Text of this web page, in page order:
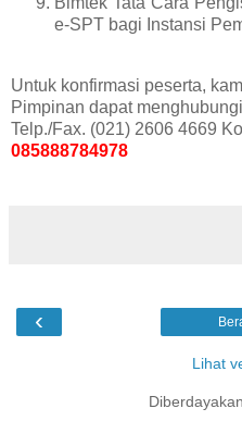
e-SPT bagi Instansi
Untuk konfirmasi peserta,
Pimpinan dapat
Telp./Fax. (021) 2606 4669
085888784978
‹
Lihat